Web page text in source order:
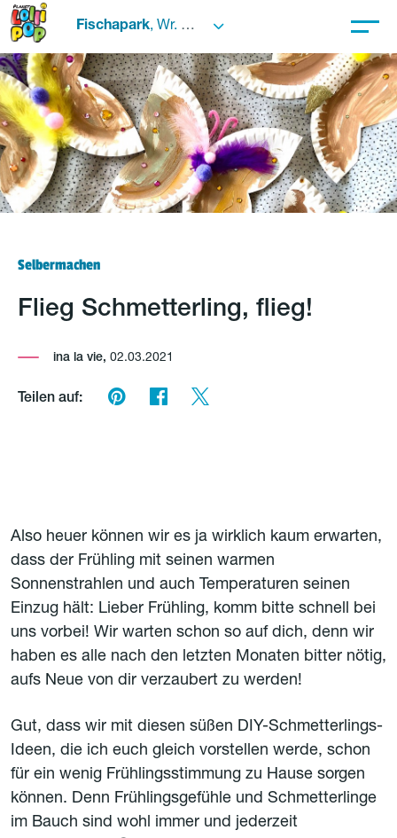
Fischapark, Wr. Neustadt
Selbermachen
Flieg Schmetterling, flieg!
ina la vie, 02.03.2021
Teilen auf:
Also heuer können wir es ja wirklich kaum erwarten,
dass der Frühling mit seinen warmen
Sonnenstrahlen und auch Temperaturen seinen
Einzug hält: Lieber Frühling, komm bitte schnell bei
uns vorbei! Wir warten schon so auf dich, denn wir
haben es alle nach den letzten Monaten bitter nötig,
aufs Neue von dir verzaubert zu werden!
Gut, dass wir mit diesen süßen DIY-Schmetterlings-
Ideen, die ich euch gleich vorstellen werde, schon
für ein wenig Frühlingsstimmung zu Hause sorgen
können. Denn Frühlingsgefühle und Schmetterlinge
im Bauch sind wohl immer und jederzeit